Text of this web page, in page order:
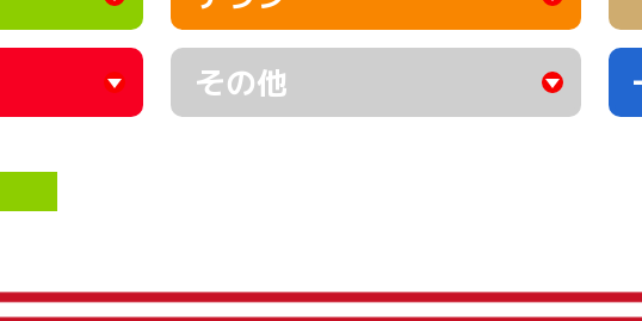
その他